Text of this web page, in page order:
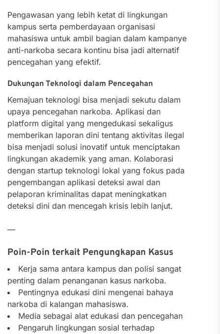
Pengawasan yang lebih ketat di lingkungan
kampus serta pemberdayaan organisasi
mahasiswa untuk ambil bagian dalam kampanye
anti-narkoba secara kontinu bisa jadi alternatif
pencegahan yang efektif.
Dukungan Teknologi dalam Pencegahan
Kemajuan teknologi bisa menjadi sekutu dalam
upaya pencegahan narkoba. Aplikasi dan
platform digital yang mengedukasi sekaligus
memberikan laporan dini tentang aktivitas ilegal
bisa menjadi solusi inovatif untuk menciptakan
lingkungan akademik yang aman. Kolaborasi
dengan startup teknologi lokal yang fokus pada
pengembangan aplikasi deteksi awal dan
pelaporan kriminalitas dapat meningkatkan
deteksi dini dan mencegah krisis lebih lanjut.
—
Poin-Poin terkait Pengungkapan Kasus
Kerja sama antara kampus dan polisi sangat
penting dalam penanganan kasus narkoba.
Pentingnya edukasi dini mengenai bahaya
narkoba di kalangan mahasiswa.
Media sebagai alat edukasi dan pencegahan
Pengaruh lingkungan sosial terhadap